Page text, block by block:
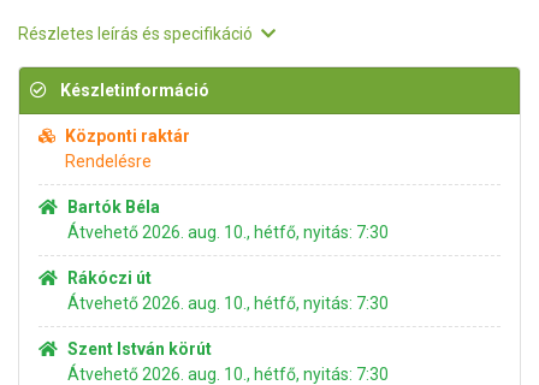
Részletes leírás és specifikáció
Készletinformáció
Központi raktár
Rendelésre
Bartók Béla
Átvehető 2026. aug. 10., hétfő, nyitás: 7:30
Rákóczi út
Átvehető 2026. aug. 10., hétfő, nyitás: 7:30
Szent István körút
Átvehető 2026. aug. 10., hétfő, nyitás: 7:30